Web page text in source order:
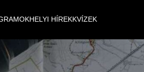
HELYI HÍREKKVÍZEK